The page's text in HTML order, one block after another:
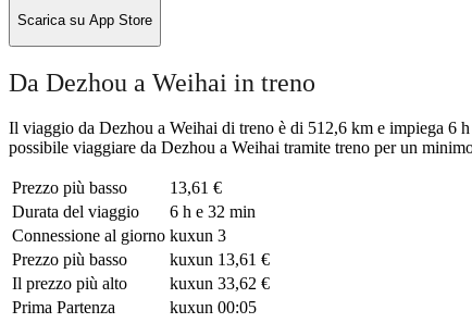
Scarica su App Store
Da Dezhou a Weihai in treno
Il viaggio da Dezhou a Weihai di treno è di 512,6 km e impiega 6
possibile viaggiare da Dezhou a Weihai tramite treno per un
Prezzo più basso
13,61 €
Durata del viaggio
6 h e 32 min
Connessione al giorno kuxun 3
Prezzo più basso
kuxun 13,61 €
Il prezzo più alto
kuxun 33,62 €
Prima Partenza
kuxun 00:05